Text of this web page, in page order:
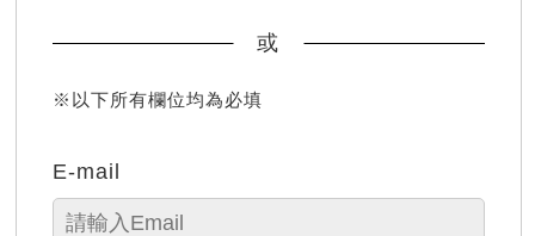
或
※以下所有欄位均為必填
E-mail